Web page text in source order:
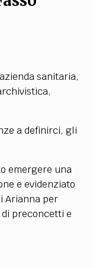
sanitaria,
a definirci, gli
emergere una
e evidenziato
Arianna per
preconcetti e